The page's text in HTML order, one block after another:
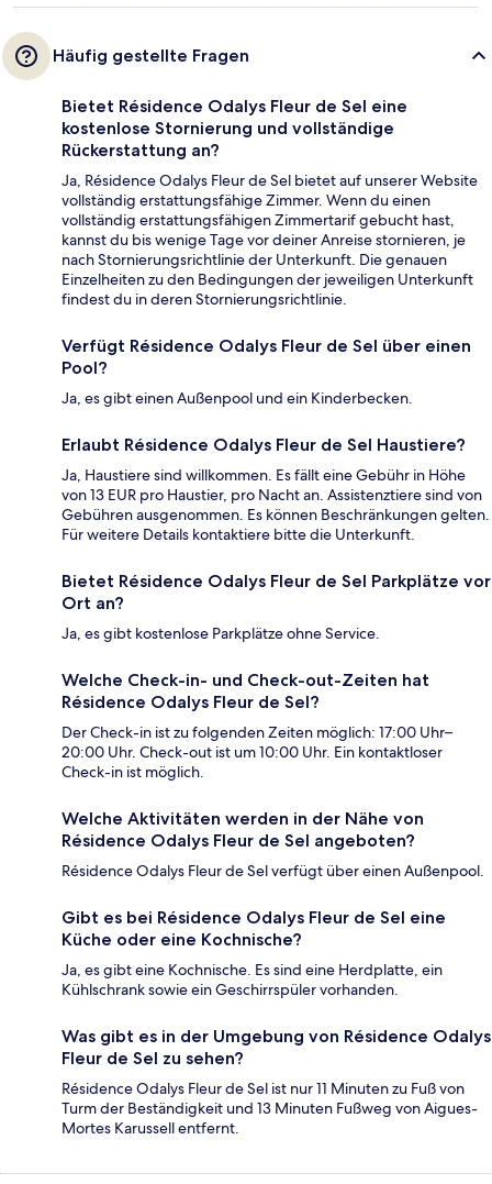
Häufig gestellte Fragen
Bietet Résidence Odalys Fleur de Sel eine
kostenlose Stornierung und vollständige
Rückerstattung an?
Ja, Résidence Odalys Fleur de Sel bietet auf unserer Website
vollständig erstattungsfähige Zimmer. Wenn du einen
vollständig erstattungsfähigen Zimmertarif gebucht hast,
kannst du bis wenige Tage vor deiner Anreise stornieren, je
nach Stornierungsrichtlinie der Unterkunft. Die genauen
Einzelheiten zu den Bedingungen der jeweiligen Unterkunft
findest du in deren Stornierungsrichtlinie.
Verfügt Résidence Odalys Fleur de Sel über einen
Pool?
Ja, es gibt einen Außenpool und ein Kinderbecken.
Erlaubt Résidence Odalys Fleur de Sel Haustiere?
Ja, Haustiere sind willkommen. Es fällt eine Gebühr in Höhe
von 13 EUR pro Haustier, pro Nacht an. Assistenztiere sind von
Gebühren ausgenommen. Es können Beschränkungen gelten.
Für weitere Details kontaktiere bitte die Unterkunft.
Bietet Résidence Odalys Fleur de Sel Parkplätze vor
Ort an?
Ja, es gibt kostenlose Parkplätze ohne Service.
Welche Check-in- und Check-out-Zeiten hat
Résidence Odalys Fleur de Sel?
Der Check-in ist zu folgenden Zeiten möglich: 17:00 Uhr–
20:00 Uhr. Check-out ist um 10:00 Uhr. Ein kontaktloser
Check-in ist möglich.
Welche Aktivitäten werden in der Nähe von
Résidence Odalys Fleur de Sel angeboten?
Résidence Odalys Fleur de Sel verfügt über einen Außenpool.
Gibt es bei Résidence Odalys Fleur de Sel eine
Küche oder eine Kochnische?
Ja, es gibt eine Kochnische. Es sind eine Herdplatte, ein
Kühlschrank sowie ein Geschirrspüler vorhanden.
Was gibt es in der Umgebung von Résidence Odalys
Fleur de Sel zu sehen?
Résidence Odalys Fleur de Sel ist nur 11 Minuten zu Fuß von
Turm der Beständigkeit und 13 Minuten Fußweg von Aigues-
Mortes Karussell entfernt.